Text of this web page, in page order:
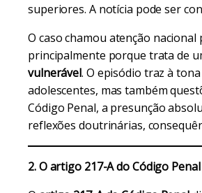
superiores. A notícia pode ser
O caso chamou atenção
principalmente porque trata de
vulnerável. O episódio traz à
adolescentes, mas também
Código Penal, a presunção
reflexões doutrinárias,
2. O artigo 217-A do Código